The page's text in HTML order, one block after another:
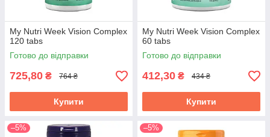
My Nutri Week Vision Complex
120 tabs
Готово до відправки
725,80 ₴ 764 ₴
Купити
My Nutri Week Vision Complex
60 tabs
Готово до відправки
412,30 ₴ 434 ₴
Купити
–5% –5%